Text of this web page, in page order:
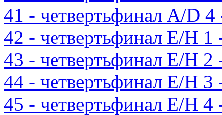
41 - четвертьфинал A/D
42 - четвертьфинал E/H
43 - четвертьфинал E/H
44 - четвертьфинал E/H
45 - четвертьфинал E/H